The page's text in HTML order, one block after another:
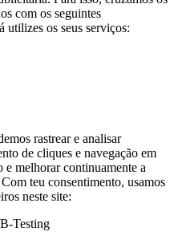
com os seguintes
utilizes os seus serviços:
rastrear e analisar
de cliques e navegação em
melhorar continuamente a
teu consentimento, usamos
neste site:
Testing